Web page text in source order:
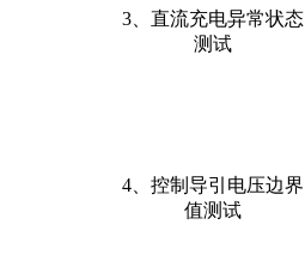
3、直流充电异常状态
测试
4、控制导引电压边界
值测试